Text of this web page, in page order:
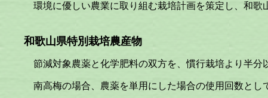
環境に優しい農業に取り組む栽培計画を策定し、和歌山
和歌山県特別栽培農産物
節減対象農薬と化学肥料の双方を、慣行栽培より半分以
南高梅の場合、農薬を単用にした場合の使用回数として